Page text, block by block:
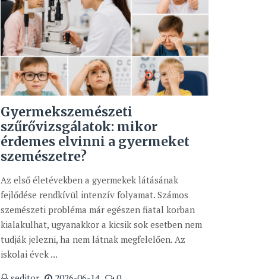
Gyermekszemészeti
szűrővizsgálatok: mikor
érdemes elvinni a gyermeket
szemészetre?
Az első életévekben a gyermekek látásának
fejlődése rendkívül intenzív folyamat. Számos
szemészeti probléma már egészen fiatal korban
kialakulhat, ugyanakkor a kicsik sok esetben nem
tudják jelezni, ha nem látnak megfelelően. Az
iskolai évek ...